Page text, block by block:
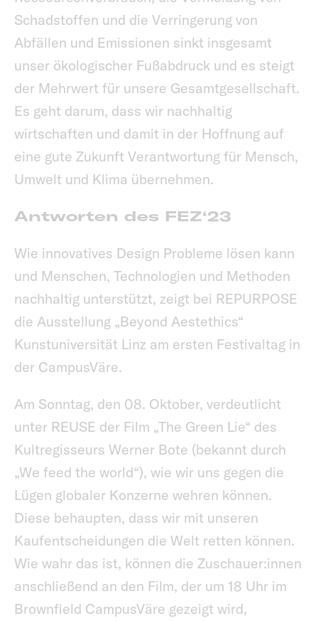
Schadstoffen und die Verringerung von
Abfällen und Emissionen sinkt insgesamt
unser ökologischer Fußabdruck und es steigt
der Mehrwert für unsere Gesamtgesellschaft.
Es geht darum, dass wir nachhaltig
wirtschaften und damit in der Hoffnung auf
eine gute Zukunft Verantwortung für Mensch,
Umwelt und Klima übernehmen.
Antworten des FEZ‘23
Wie innovatives Design Probleme lösen kann
und Menschen, Technologien und Methoden
nachhaltig unterstützt, zeigt bei REPURPOSE
die Ausstellung „Beyond Aestethics“
Kunstuniversität Linz am ersten Festivaltag in
der CampusVäre.
Am Sonntag, den 08. Oktober, verdeutlicht
unter REUSE der Film „The Green Lie“ des
Kultregisseurs Werner Bote (bekannt durch
„We feed the world“), wie wir uns gegen die
Lügen globaler Konzerne wehren können.
Diese behaupten, dass wir mit unseren
Kaufentscheidungen die Welt retten können.
Wie wahr das ist, können die Zuschauer:innen
anschließend an den Film, der um 18 Uhr im
Brownfield CampusVäre gezeigt wird,